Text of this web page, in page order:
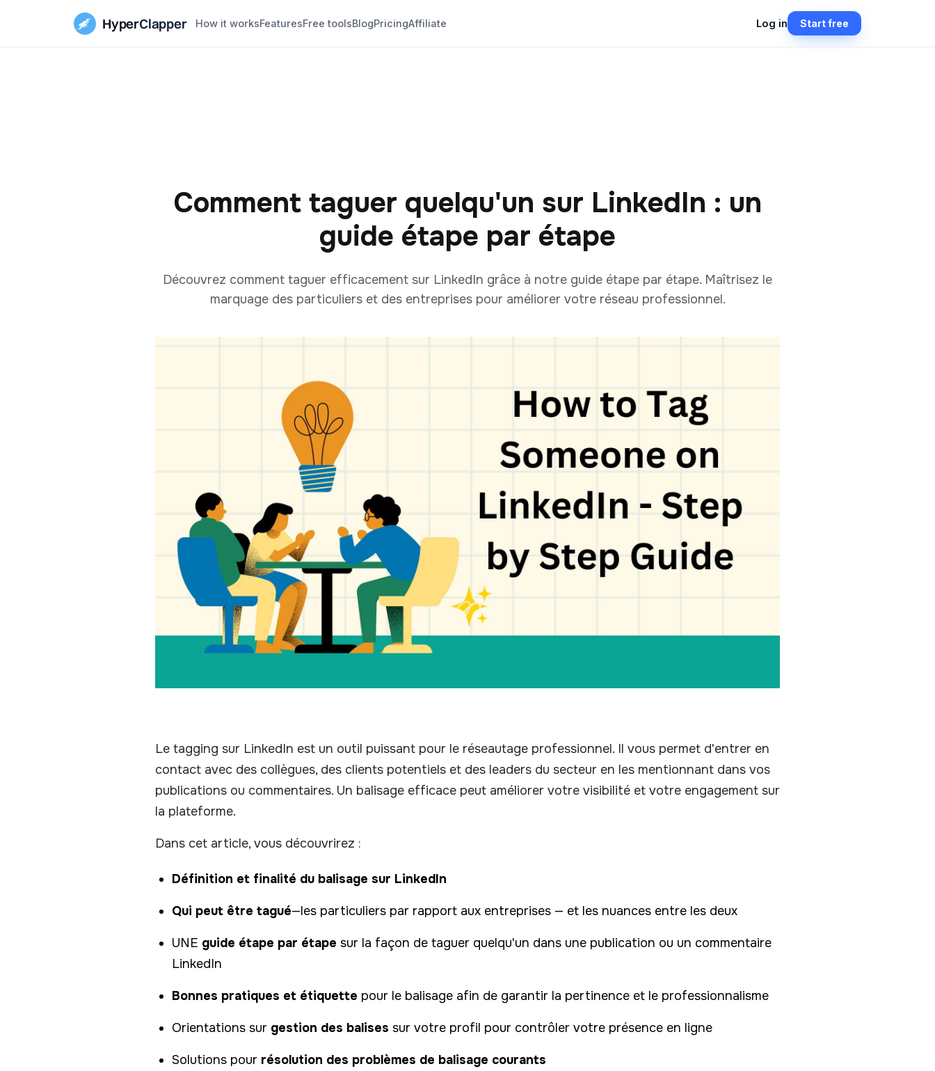
HyperClapper How it worksFeaturesFree toolsBlogPricingAffiliate Log in Start free
Comment taguer quelqu'un sur LinkedIn : un
guide étape par étape
Découvrez comment taguer efficacement sur LinkedIn grâce à notre guide étape par étape. Maîtrisez le
marquage des particuliers et des entreprises pour améliorer votre réseau professionnel.
Le tagging sur LinkedIn est un outil puissant pour le réseautage professionnel. Il vous permet d'entrer en
contact avec des collègues, des clients potentiels et des leaders du secteur en les mentionnant dans vos
publications ou commentaires. Un balisage efficace peut améliorer votre visibilité et votre engagement sur
la plateforme.
Dans cet article, vous découvrirez :
Définition et finalité du balisage sur LinkedIn
Qui peut être tagué—les particuliers par rapport aux entreprises — et les nuances entre les deux
UNE guide étape par étape sur la façon de taguer quelqu'un dans une publication ou un commentaire
LinkedIn
Bonnes pratiques et étiquette pour le balisage afin de garantir la pertinence et le professionnalisme
Orientations sur gestion des balises sur votre profil pour contrôler votre présence en ligne
Solutions pour résolution des problèmes de balisage courants